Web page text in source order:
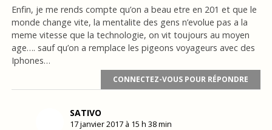
Enfin, je me rends compte qu’on a beau etre en 201 et que le
monde change vite, la mentalite des gens n’evolue pas a la
meme vitesse que la technologie, on vit toujours au moyen
age…. sauf qu’on a remplace les pigeons voyageurs avec des
Iphones…
CONNECTEZ-VOUS POUR RÉPONDRE
SATIVO
17 janvier 2017 à 15 h 38 min